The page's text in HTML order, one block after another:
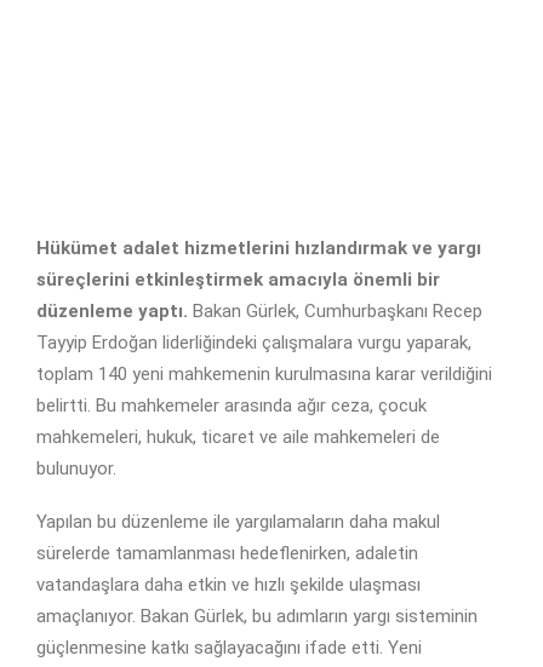
Hükümet adalet hizmetlerini hızlandırmak ve yargı
süreçlerini etkinleştirmek amacıyla önemli bir
düzenleme yaptı. Bakan Gürlek, Cumhurbaşkanı Recep
Tayyip Erdoğan liderliğindeki çalışmalara vurgu yaparak,
toplam 140 yeni mahkemenin kurulmasına karar verildiğini
belirtti. Bu mahkemeler arasında ağır ceza, çocuk
mahkemeleri, hukuk, ticaret ve aile mahkemeleri de
bulunuyor.
Yapılan bu düzenleme ile yargılamaların daha makul
sürelerde tamamlanması hedeflenirken, adaletin
vatandaşlara daha etkin ve hızlı şekilde ulaşması
amaçlanıyor. Bakan Gürlek, bu adımların yargı sisteminin
güçlenmesine katkı sağlayacağını ifade etti. Yeni